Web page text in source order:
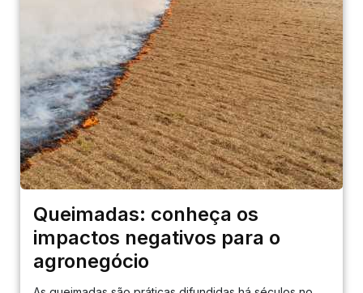
Queimadas: conheça os
impactos negativos para o
agronegócio